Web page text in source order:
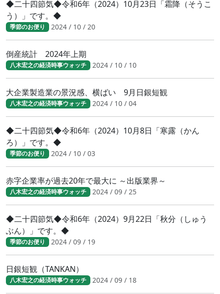
◆二十四節気◆令和6年（2024）10月23日「霜降（そうこ
う）」です。◆
季節のお便り 2024 / 10 / 20
倒産統計 2024年上期
八木宏之の経済時事ウォッチ 2024 / 10 / 10
大企業製造業の景況感、横ばい 9月日銀短観
八木宏之の経済時事ウォッチ 2024 / 10 / 04
◆二十四節気◆令和6年（2024）10月8日「寒露（かん
ろ）」です。◆
季節のお便り 2024 / 10 / 03
赤字企業率が過去20年で最大に ～出版業界～
八木宏之の経済時事ウォッチ 2024 / 09 / 25
◆二十四節気◆令和6年（2024）9月22日「秋分（しゅう
ぶん）」です。◆
季節のお便り 2024 / 09 / 19
日銀短観（TANKAN）
八木宏之の経済時事ウォッチ 2024 / 09 / 18